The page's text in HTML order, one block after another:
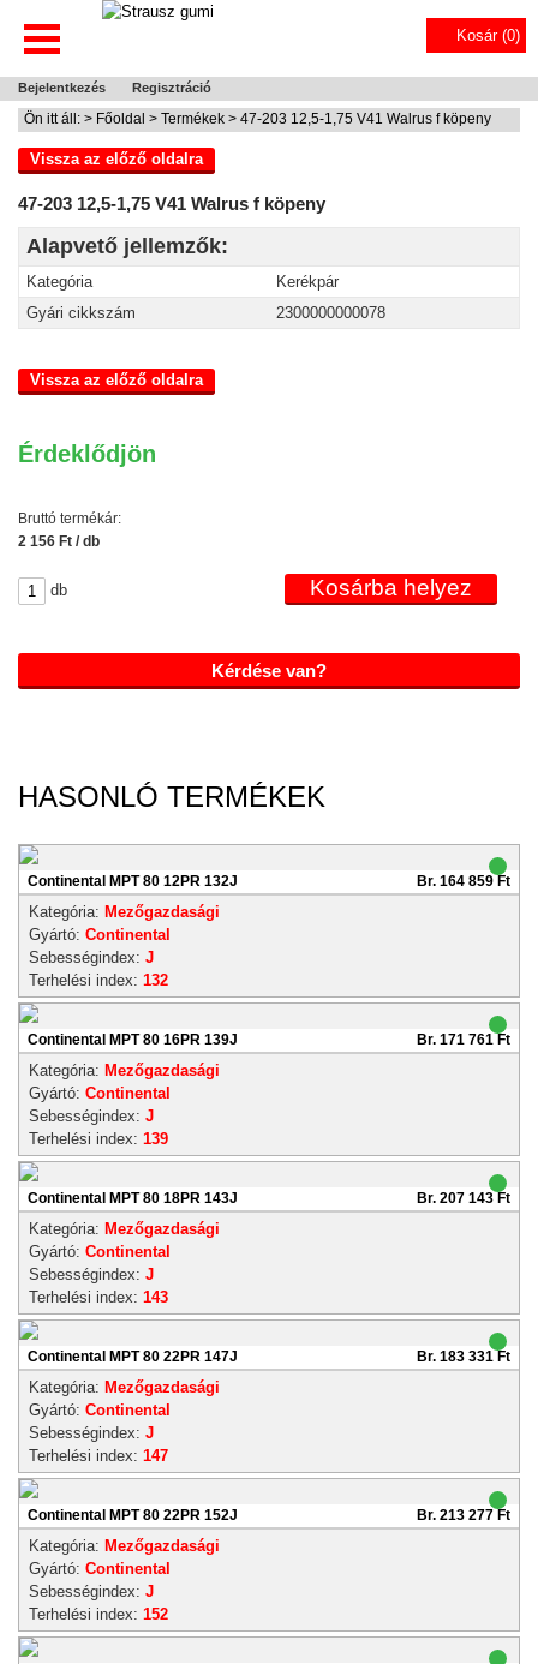
Kosár (0)
Bejelentkezés Regisztráció
Ön itt áll: > Főoldal > Termékek > 47-203 12,5-1,75 V41 Walrus f köpeny
Vissza az előző oldalra
47-203 12,5-1,75 V41 Walrus f köpeny
Alapvető jellemzők:
Kategória
Kerékpár
Gyári cikkszám
2300000000078
Vissza az előző oldalra
Érdeklődjön
Bruttó termékár:
2 156 Ft / db
db
Kérdése van?
HASONLÓ TERMÉKEK
Continental MPT 80 12PR 132J Br. 164 859 Ft
Kategória: Mezőgazdasági
Gyártó: Continental
Sebességindex: J
Terhelési index: 132
Continental MPT 80 16PR 139J Br. 171 761 Ft
Kategória: Mezőgazdasági
Gyártó: Continental
Sebességindex: J
Terhelési index: 139
Continental MPT 80 18PR 143J Br. 207 143 Ft
Kategória: Mezőgazdasági
Gyártó: Continental
Sebességindex: J
Terhelési index: 143
Continental MPT 80 22PR 147J Br. 183 331 Ft
Kategória: Mezőgazdasági
Gyártó: Continental
Sebességindex: J
Terhelési index: 147
Continental MPT 80 22PR 152J Br. 213 277 Ft
Kategória: Mezőgazdasági
Gyártó: Continental
Sebességindex: J
Terhelési index: 152